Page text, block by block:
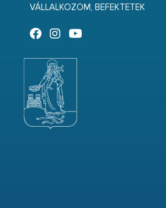
VÁLLALKOZOM, BEFEKTETEK